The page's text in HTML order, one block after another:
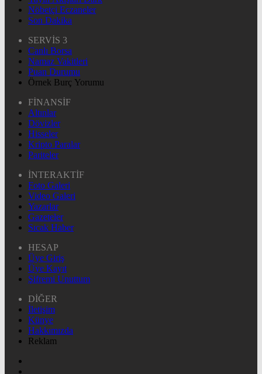
Nöbetçi Eczaneler
Son Dakika
SERVİS 3
Canlı Borsa
Namaz Vakitleri
Puan Durumu
Örnek Burç Yorumu
FİNANSİF
Altınlar
Dövizler
Hisseler
Kripto Paralar
Pariteler
İNTERAKTİF
Foto Galeri
Video Galeri
Yazarlar
Gazeteler
Sıcak Haber
HESAP
Üye Giriş
Üye Kayıt
Şifremi Unuttum
DİĞER
İletişim
Künye
Hakkımızda
Reklam